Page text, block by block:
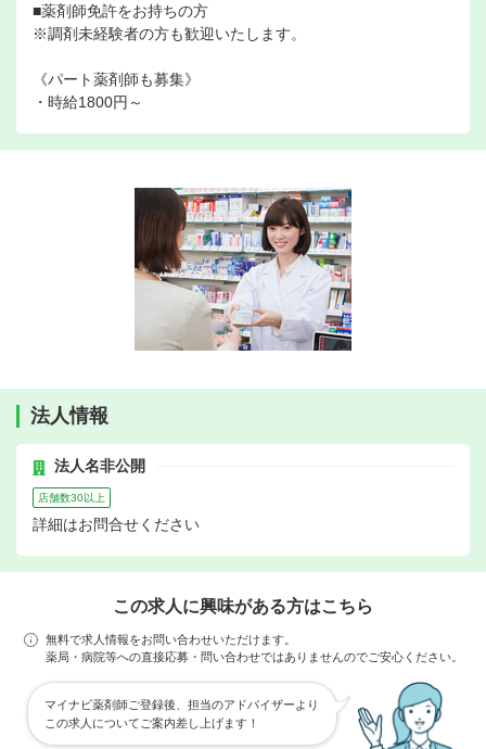
■薬剤師免許をお持ちの方
※調剤未経験者の方も歓迎いたします。
《パート薬剤師も募集》
・時給1800円～
法人情報
法人名非公開
店舗数30以上
詳細はお問合せください
この求人に興味がある方はこちら
無料で求人情報をお問い合わせいただけます。
薬局・病院等への直接応募・問い合わせではありませんのでご安心ください。
マイナビ薬剤師ご登録後、担当のアドバイザーより
この求人についてご案内差し上げます！